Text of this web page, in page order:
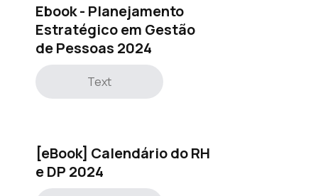
Ebook - Planejamento
Estratégico em Gestão
de Pessoas 2024
Text
[eBook] Calendário do RH
e DP 2024